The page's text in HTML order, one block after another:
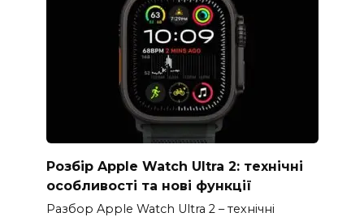
Розбір Apple Watch Ultra 2: технічні
особливості та нові функції
Разбор Apple Watch Ultra 2 – технічні